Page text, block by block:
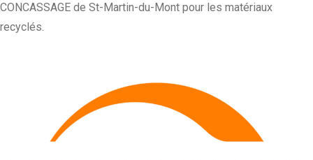
CONCASSAGE de St-Martin-du-Mont pour les matériaux
recyclés.